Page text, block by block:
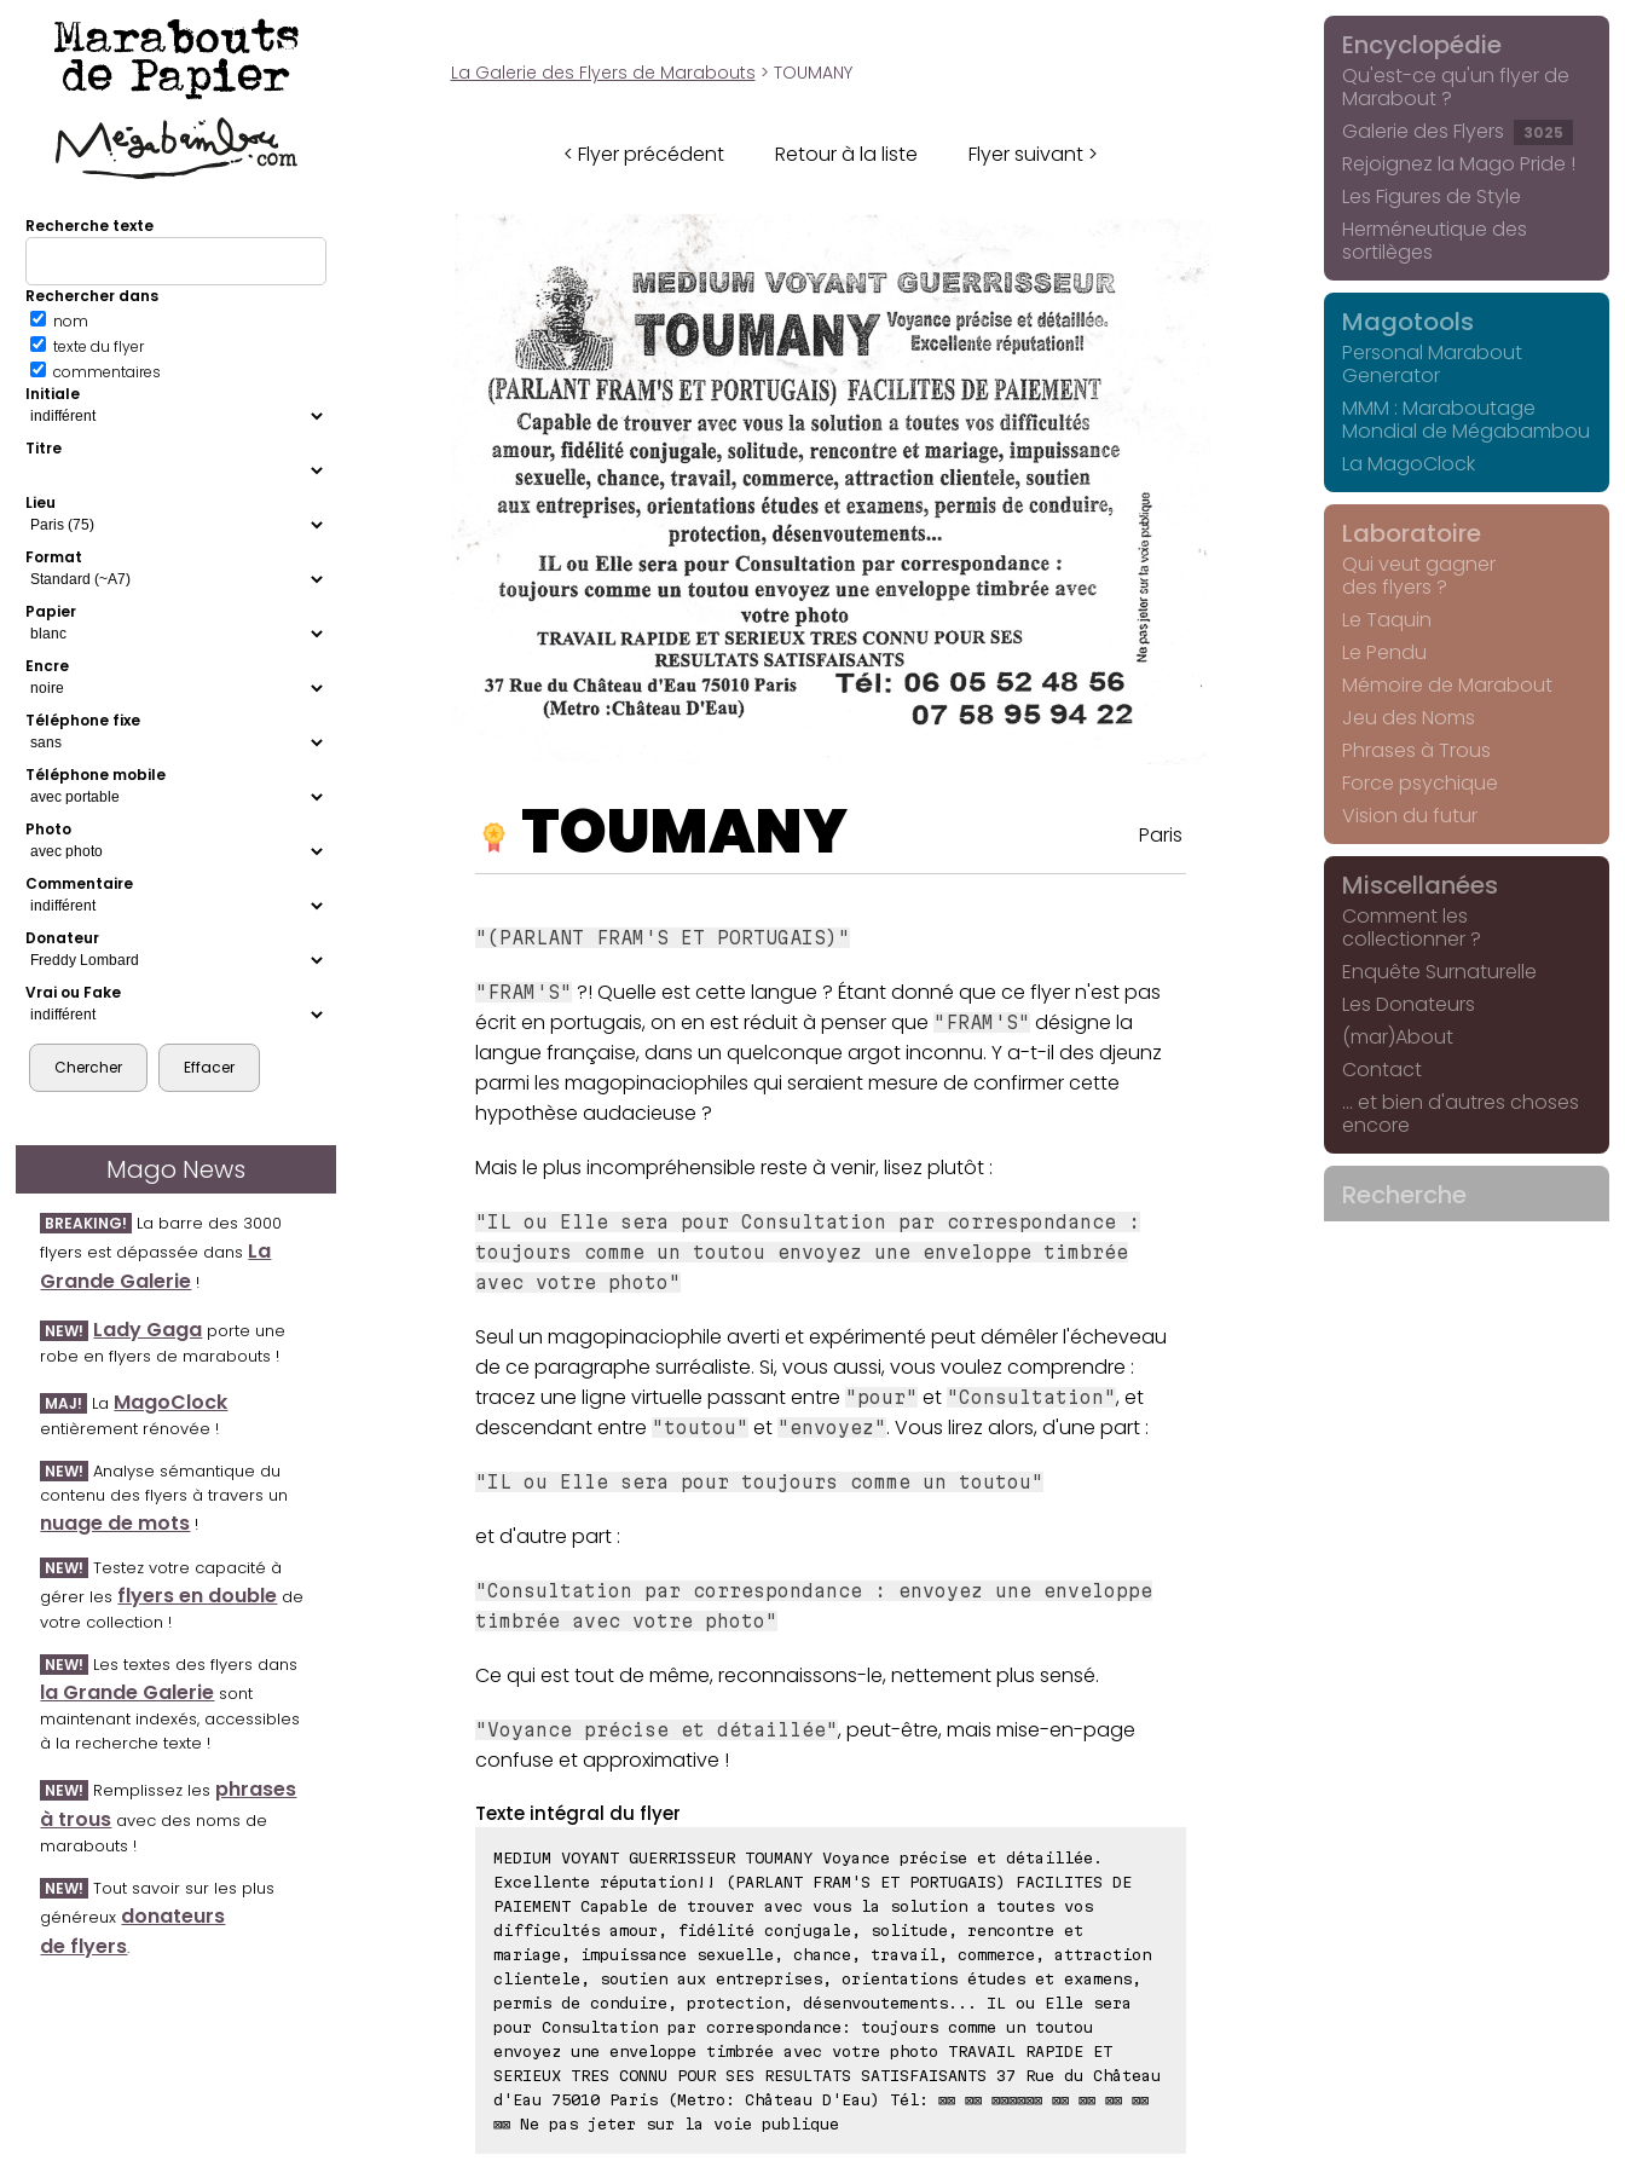
Marabouts
de Papier
Recherche texte
Rechercher dans
nom
texte du flyer
commentaires
Initiale
Titre
Lieu
Format
Papier
Encre
Téléphone fixe
Téléphone mobile
Photo
Commentaire
Donateur
Vrai ou Fake
Mago News
BREAKING! La barre des 3000
flyers est dépassée dans La
Grande Galerie !
NEW! Lady Gaga porte une
robe en flyers de marabouts !
MAJ! La MagoClock
entièrement rénovée !
NEW! Analyse sémantique du
contenu des flyers à travers un
nuage de mots !
NEW! Testez votre capacité à
gérer les flyers en double de
votre collection !
NEW! Les textes des flyers dans
la Grande Galerie sont
maintenant indexés, accessibles
à la recherche texte !
NEW! Remplissez les phrases
à trous avec des noms de
marabouts !
NEW! Tout savoir sur les plus
généreux donateurs
de flyers.
La Galerie des Flyers de Marabouts > TOUMANY
< Flyer précédent Retour à la liste Flyer suivant >
TOUMANY Paris
"(PARLANT FRAM'S ET PORTUGAIS)"
"FRAM'S" ?! Quelle est cette langue ? Étant donné que ce flyer n'est pas
écrit en portugais, on en est réduit à penser que "FRAM'S" désigne la
langue française, dans un quelconque argot inconnu. Y a-t-il des djeunz
parmi les magopinaciophiles qui seraient mesure de confirmer cette
hypothèse audacieuse ?
Mais le plus incompréhensible reste à venir, lisez plutôt :
"IL ou Elle sera pour Consultation par correspondance :
toujours comme un toutou envoyez une enveloppe timbrée
avec votre photo"
Seul un magopinaciophile averti et expérimenté peut démêler l'écheveau
de ce paragraphe surréaliste. Si, vous aussi, vous voulez comprendre :
tracez une ligne virtuelle passant entre "pour" et "Consultation", et
descendant entre "toutou" et "envoyez" . Vous lirez alors, d'une part :
"IL ou Elle sera pour toujours comme un toutou"
et d'autre part :
"Consultation par correspondance : envoyez une enveloppe
timbrée avec votre photo"
Ce qui est tout de même, reconnaissons-le, nettement plus sensé.
"Voyance précise et détaillée", peut-être, mais mise-en-page
confuse et approximative !
Texte intégral du flyer
MEDIUM VOYANT GUERRISSEUR TOUMANY Voyance précise et détaillée.
Excellente réputation!! (PARLANT FRAM'S ET PORTUGAIS) FACILITES DE
PAIEMENT Capable de trouver avec vous la solution a toutes vos
difficultés amour, fidélité conjugale, solitude, rencontre et
mariage, impuissance sexuelle, chance, travail, commerce, attraction
clientele, soutien aux entreprises, orientations études et examens,
permis de conduire, protection, désenvoutements... IL ou Elle sera
pour Consultation par correspondance: toujours comme un toutou
envoyez une enveloppe timbrée avec votre photo TRAVAIL RAPIDE ET
SERIEUX TRES CONNU POUR SES RESULTATS SATISFAISANTS 37 Rue du Château
d'Eau 75010 Paris (Metro: Château D'Eau) Tél: ⊠⊠ ⊠⊠ ⊠⊠⊠⊠⊠⊠ ⊠⊠ ⊠⊠ ⊠⊠ ⊠⊠
⊠⊠ Ne pas jeter sur la voie publique
Encyclopédie
Qu'est-ce qu'un flyer de
Marabout ?
Galerie des Flyers
3025
Rejoignez la Mago Pride !
Les Figures de Style
Herméneutique des
sortilèges
Magotools
Personal Marabout
Generator
MMM : Maraboutage
Mondial de Mégabambou
La MagoClock
Laboratoire
Qui veut gagner
des flyers ?
Le Taquin
Le Pendu
Mémoire de Marabout
Jeu des Noms
Phrases à Trous
Force psychique
Vision du futur
Miscellanées
Comment les
collectionner ?
Enquête Surnaturelle
Les Donateurs
(mar)About
Contact
... et bien d'autres choses
encore
Recherche